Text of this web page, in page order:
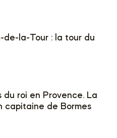
de-la-Tour : la tour du
du roi en Provence. La
capitaine de Bormes